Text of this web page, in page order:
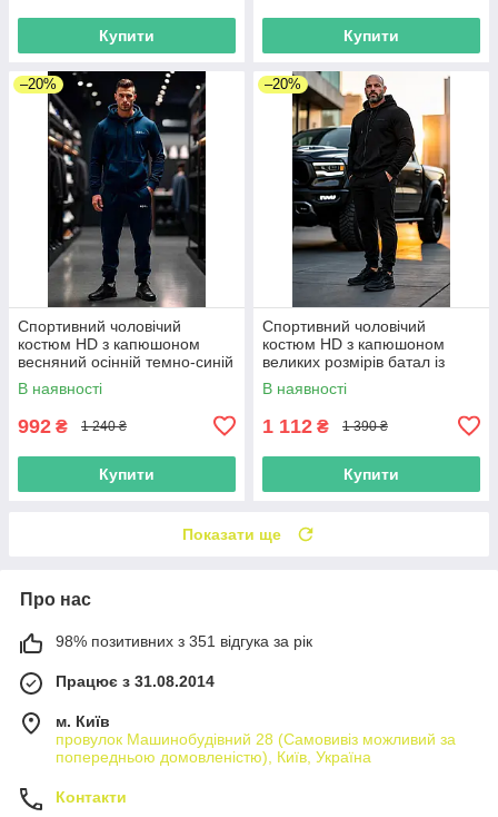
Купити Купити
–20%
Спортивний чоловічий
костюм HD з капюшоном
весняний осінній темно-синій
В наявності
992 ₴ 1 240 ₴
Купити
–20%
Спортивний чоловічий
костюм HD з капюшоном
великих розмірів батал із
манжетами чорний еластик
В наявності
1 112 ₴ 1 390 ₴
Купити
Показати ще
Про нас
98% позитивних з 351 відгука за рік
Працює з 31.08.2014
м. Київ
провулок Машинобудівний 28 (Самовивіз можливий за
попередньою домовленістю), Київ, Україна
Контакти